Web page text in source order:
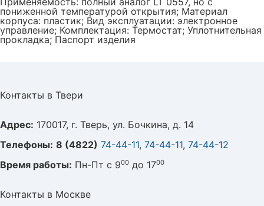
пониженной температурой открытия; Материал
корпуса: пластик; Вид эксплуатации: электронное
управление; Комплектация: Термостат; Уплотнительная
прокладка; Паспорт изделия
Контакты в Твери
Адрес: 170017, г. Тверь, ул. Бочкина, д. 14
Телефоны: 8 (4822) 74-44-11, 74-44-11, 74-44-12
Время работы: Пн-Пт с 900 до 1700
Контакты в Москве